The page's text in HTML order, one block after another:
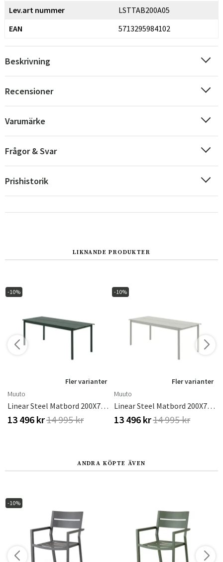
Sverige
Danmark
Norge
Suomi
Lev.art nummer
LSTTAB200A05
EAN
5713295984102
Beskrivning
Recensioner
Varumärke
Frågor & Svar
Prishistorik
LIKNANDE PRODUKTER
-10%
Fler varianter
Muuto
Linear Steel Matbord 200X75 Cm Dark Green
13 496 kr14 995 kr
-10%
Fler varianter
Muuto
Linear Steel Matbord 200X75 Cm Grey
13 496 kr14 995 kr
ANDRA KÖPTE ÄVEN
-10%